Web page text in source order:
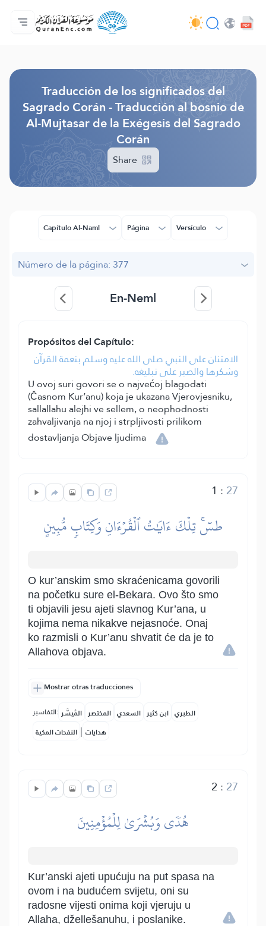
Página principal
Índice de traducciones
Audio
Servicios de desarrolladores - API
Sobre el proyecto
Contáctanos
Idioma
Traducción de los significados del
Sagrado Corán - Traducción al bosnio de
Al-Mujtasar de la Exégesis del Sagrado
Corán
Share
Capítulo Al-Naml Página Versículo
Número de la página: 377
En-Neml
Propósitos del Capítulo:
الامتنان على النبي صلى الله عليه وسلم بنعمة القرآن
وشكرها والصبر على تبليغه.
U ovoj suri govori se o najvećoj blagodati
(Časnom Kur’anu) koja je ukazana Vjerovjesniku,
sallallahu alejhi ve sellem, o neophodnosti
zahvaljivanja na njoj i strpljivosti prilikom
dostavljanja Objave ljudima
1 : 27
طسٓۚ تِلۡكَ ءَايَٰتُ ٱلۡقُرۡءَانِ وَكِتَابٖ مُّبِينٍ
O kur’anskim smo skraćenicama govorili
na početku sure el-Bekara. Ovo što smo
ti objavili jesu ajeti slavnog Kur’ana, u
kojima nema nikakve nejasnoće. Onaj
ko razmisli o Kur’anu shvatit će da je to
Allahova objava.
Mostrar otras traducciones
التفاسير: المُيسَّر المختصر السعدي ابن كثير الطبري
النفحات المكية | هدايات
2 : 27
هُدٗى وَبُشۡرَىٰ لِلۡمُؤۡمِنِينَ
Kur’anski ajeti upućuju na put spasa na
ovom i na budućem svijetu, oni su
radosne vijesti onima koji vjeruju u
Allaha, džellešanuhu, i poslanike.